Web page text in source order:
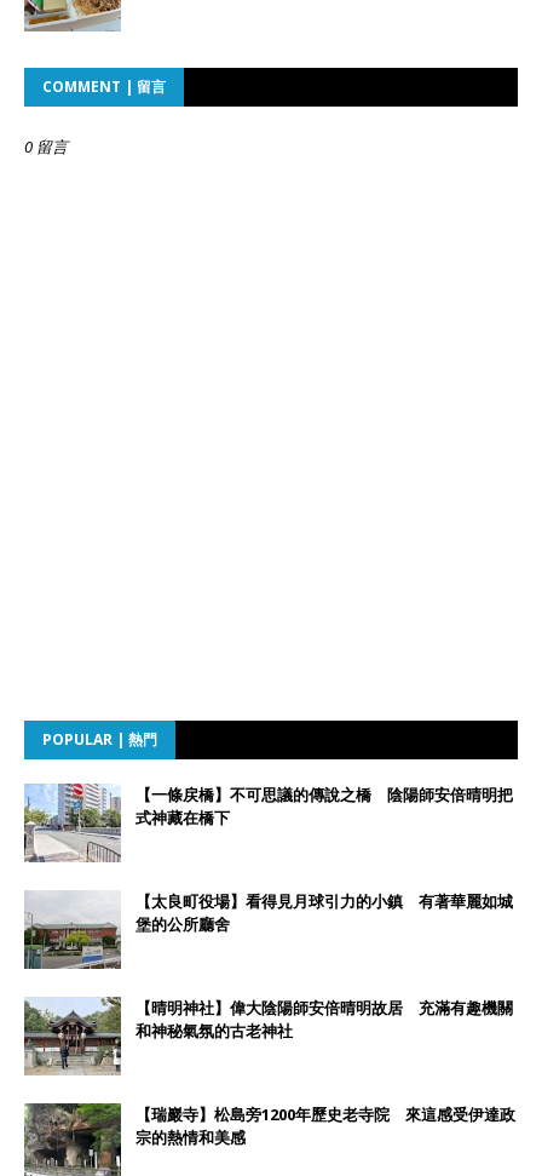
COMMENT | 留言
0 留言
POPULAR | 熱門
【一條戻橋】不可思議的傳說之橋 陰陽師安倍晴明把
式神藏在橋下
【太良町役場】看得見月球引力的小鎮 有著華麗如城
堡的公所廳舍
【晴明神社】偉大陰陽師安倍晴明故居 充滿有趣機關
和神秘氣氛的古老神社
【瑞巖寺】松島旁1200年歷史老寺院 來這感受伊達政
宗的熱情和美感